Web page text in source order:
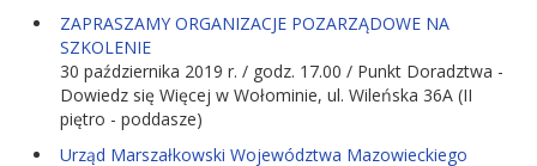
ZAPRASZAMY ORGANIZACJE POZARZĄDOWE NA
SZKOLENIE
30 października 2019 r. / godz. 17.00 / Punkt Doradztwa -
Dowiedz się Więcej w Wołominie, ul. Wileńska 36A (II
piętro - poddasze)
Urząd Marszałkowski Województwa Mazowieckiego